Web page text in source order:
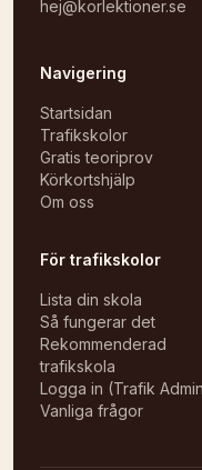
hej@korlektioner.se
Navigering
Startsidan
Trafikskolor
Gratis teoriprov
Körkortshjälp
Om oss
För trafikskolor
Lista din skola
Så fungerar det
Rekommenderad
trafikskola
Logga in (Trafik
Vanliga frågor